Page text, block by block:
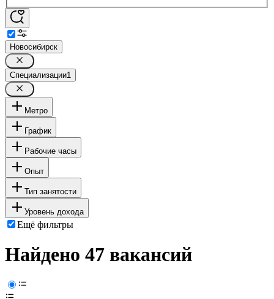
Новосибирск
Специализации1
Метро
График
Рабочие часы
Опыт
Тип занятости
Уровень дохода
Ещё фильтры
Найдено 47 вакансий